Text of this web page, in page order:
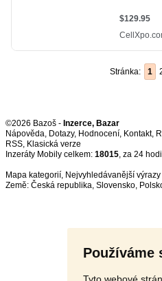
Používáme
Tyto webové
Stránka: 1
©2026 Bazoš - Inzerce, Bazar
Nápověda, Dotazy, Hodnocení, Kontakt,
RSS,
Inzeráty Mobily celkem: 18015, za 24
Mapa kategorií, Nejvyhledávanější výrazy
Země: Česká republika, Slovensko,